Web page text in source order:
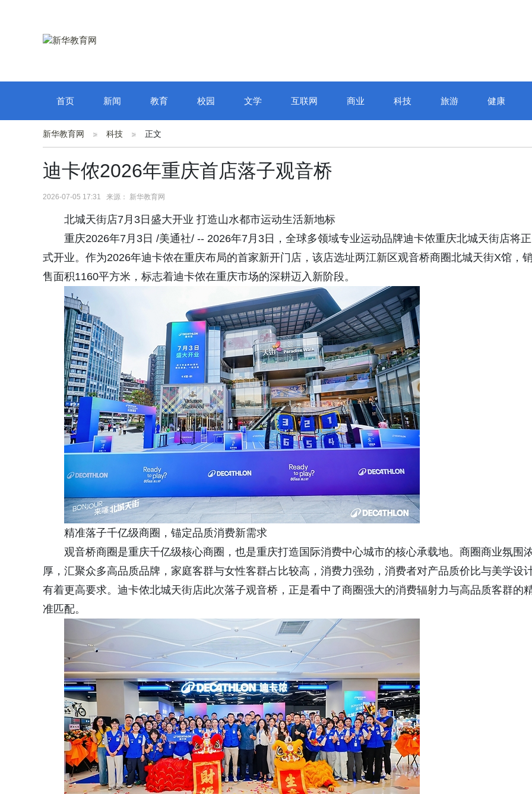
首页 新闻 教育 校园 文学 互联网 商业 科技 旅游 健康
新华教育网 科技 正文
迪卡侬2026年重庆首店落子观音桥
2026-07-05 17:31 来源： 新华教育网
北城天街店7月3日盛大开业 打造山水都市运动生活新地标
重庆2026年7月3日 /美通社/ -- 2026年7月3日，全球多领域专业运动品牌迪卡侬重庆北城天街店将正
式开业。作为2026年迪卡侬在重庆布局的首家新开门店，该店选址两江新区观音桥商圈北城天街X馆，
售面积1160平方米，标志着迪卡侬在重庆市场的深耕迈入新阶段。
精准落子千亿级商圈，锚定品质消费新需求
观音桥商圈是重庆千亿级核心商圈，也是重庆打造国际消费中心城市的核心承载地。商圈商业氛围
厚，汇聚众多高品质品牌，家庭客群与女性客群占比较高，消费力强劲，消费者对产品质价比与美学设
有着更高要求。迪卡侬北城天街店此次落子观音桥，正是看中了商圈强大的消费辐射力与高品质客群的
准匹配。